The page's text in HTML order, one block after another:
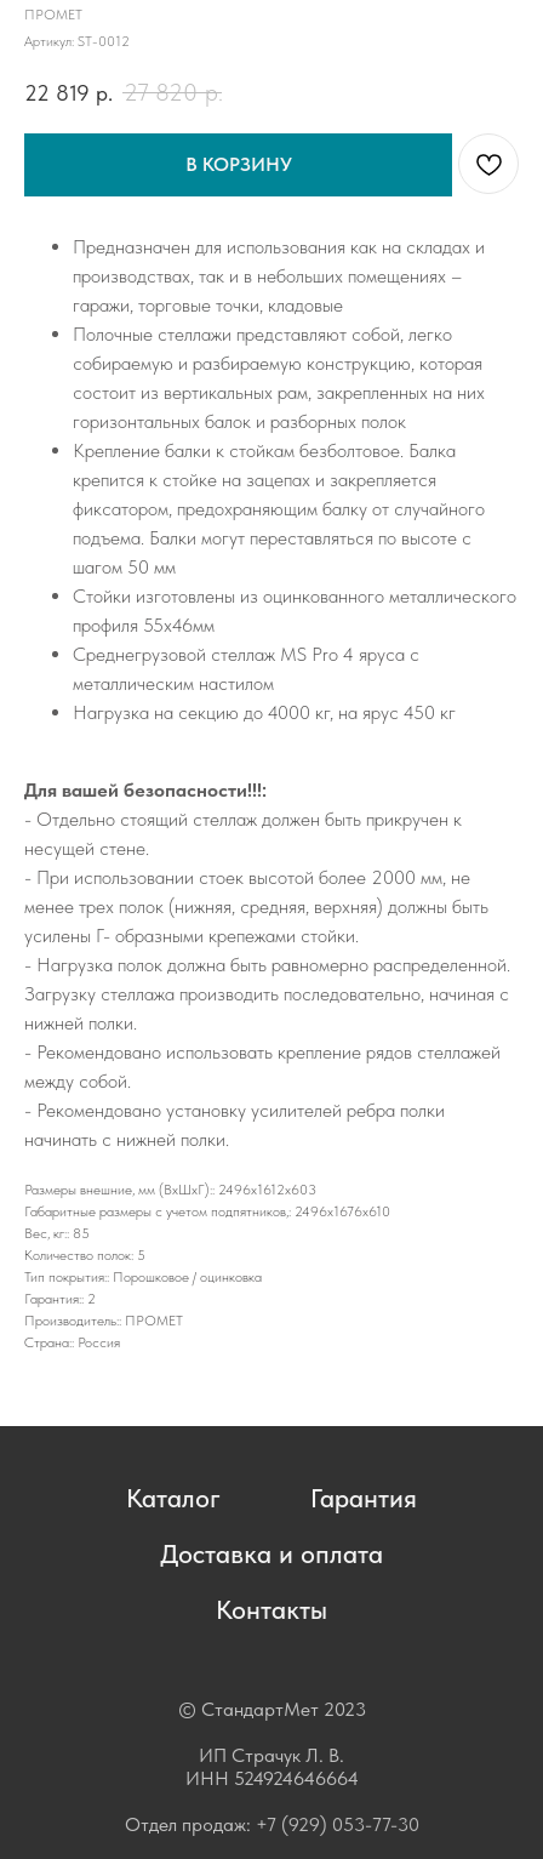
ПРОМЕТ
Артикул: SТ-0012
22 819 р. 27 820 р.
В КОРЗИНУ
Предназначен для использования как на складах и
производствах, так и в небольших помещениях –
гаражи, торговые точки, кладовые
Полочные стеллажи представляют собой, легко
собираемую и разбираемую конструкцию, которая
состоит из вертикальных рам, закрепленных на них
горизонтальных балок и разборных полок
Крепление балки к стойкам безболтовое. Балка
крепится к стойке на зацепах и закрепляется
фиксатором, предохраняющим балку от случайного
подъема. Балки могут переставляться по высоте с
шагом 50 мм
Стойки изготовлены из оцинкованного металлического
профиля 55х46мм
Среднегрузовой стеллаж MS Pro 4 ярусa с
металлическим настилом
Нагрузка на секцию до 4000 кг, на ярус 450 кг
Для вашей безопасности!!!:
- Отдельно стоящий стеллаж должен быть прикручен к
несущей стене.
- При использовании стоек высотой более 2000 мм, не
менее трех полок (нижняя, средняя, верхняя) должны быть
усилены Г- образными крепежами стойки.
- Нагрузка полок должна быть равномерно распределенной.
Загрузку стеллажа производить последовательно, начиная с
нижней полки.
- Рекомендовано использовать крепление рядов стеллажей
между собой.
- Рекомендовано установку усилителей ребра полки
начинать с нижней полки.
Размеры внешние, мм (ВхШхГ):: 2496x1612x603
Габаритные размеры с учетом подпятников,: 2496х1676х610
Вес, кг:: 85
Количество полок: 5
Тип покрытия:: Порошковое / оцинковка
Гарантия:: 2
Производитель:: ПРОМЕТ
Страна:: Россия
Каталог
Гарантия
Доставка и оплата
Контакты
© СтандартМет 2023
ИП Страчук Л. В.
ИНН 524924646664
Отдел продаж: +7 (929) 053-77-30